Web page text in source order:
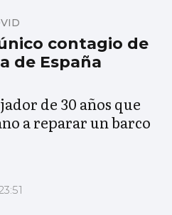
contagio de
de España
de 30 años que
a reparar un barco